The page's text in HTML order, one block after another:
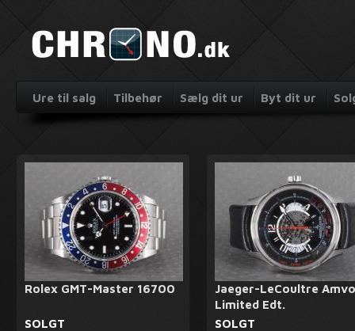
Ure til salg Tilbehør Sælg dit ur Byt dit ur
Rolex GMT-Master 16700
SOLGT
Jaeger-LeCoultre
Limited Edt.
SOLGT